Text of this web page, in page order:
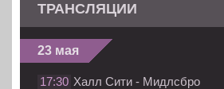
ТРАНСЛЯЦИИ
23 мая
17:30 Халл Сити - Мидлсбро